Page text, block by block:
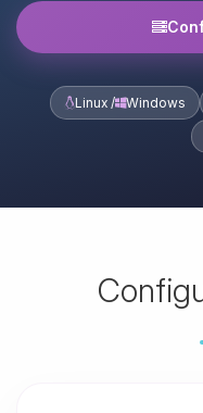
Linux / Windows